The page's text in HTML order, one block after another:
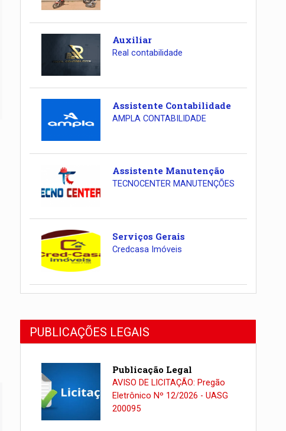
Auxiliar
Real contabilidade
Assistente Contabilidade
AMPLA CONTABILIDADE
Assistente Manutenção
TECNOCENTER MANUTENÇÕES
Serviços Gerais
Credcasa Imóveis
PUBLICAÇÕES LEGAIS
Publicação Legal
AVISO DE LICITAÇÃO: Pregão
Eletrônico Nº 12/2026 - UASG
200095